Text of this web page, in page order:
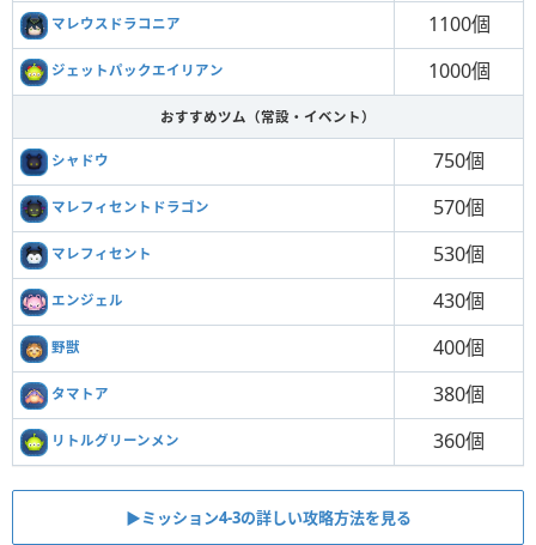
マレウスドラコニア 1100個
ジェットパックエイリアン 1000個
おすすめツム（常設・イベント）
シャドウ 750個
マレフィセントドラゴン 570個
マレフィセント 530個
エンジェル 430個
野獣 400個
タマトア 380個
リトルグリーンメン 360個
▶︎ミッション4-3の詳しい攻略方法を見る